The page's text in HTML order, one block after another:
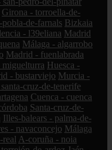
Girona - torroella-de-
de-farnals Bizkaia
- l39eliana Madrid
Málaga - algarrobo
Madrid - fuenlabrada
Huesca -
- bustarviejo Murcia -
cruz-de-tenerife
Cuenca - cuenca
Santa-cruz-de-
Illes-balears - palma-de-
- navaconcejo Málaga
real A-coruña - noia